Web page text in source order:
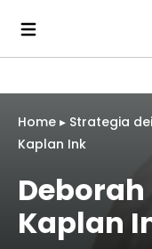
Home ▸ Strategia
Kaplan Ink
Kaplan